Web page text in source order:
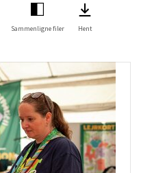
Sammenligne filer Hent